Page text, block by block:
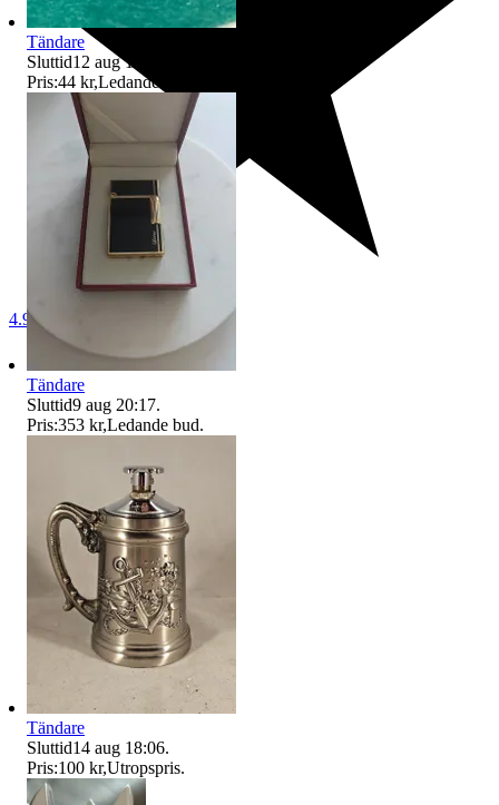
4.9
Tändare
Sluttid12 aug 17:08
Pris:44 kr,Ledande bud
Tändare
Sluttid9 aug 20:17.
Pris:353 kr,Ledande bud.
Tändare
Sluttid14 aug 18:06.
Pris:100 kr,Utropspris.